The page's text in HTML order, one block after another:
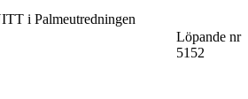
i Palmeutredningen
Löpande nr
5152